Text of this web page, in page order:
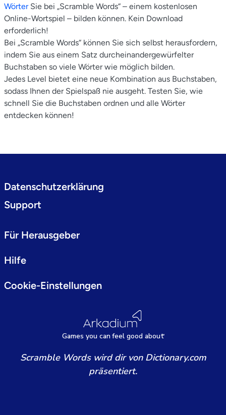
WörterSie bei „Scramble Words“ – einem kostenlosen
Online-Wortspiel – bilden können. Kein Download
erforderlich!
Bei „Scramble Words“ können Sie sich selbst herausfordern,
indem Sie aus einem Satz durcheinandergewürfelter
Buchstaben so viele Wörter wie möglich bilden.
Jedes Level bietet eine neue Kombination aus Buchstaben,
sodass Ihnen der Spielspaß nie ausgeht. Testen Sie, wie
schnell Sie die Buchstaben ordnen und alle Wörter
entdecken können!
Games you canfeel good about
Datenschutzerklärung
Support
Für Herausgeber
Hilfe
Cookie-Einstellungen
Scramble Words wird dir von Dictionary.com
präsentiert.